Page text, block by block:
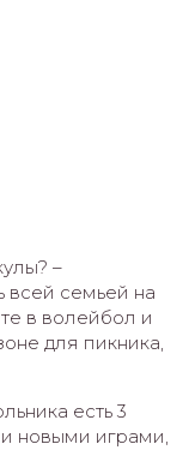
–
всей семьей на
в волейбол и
для пикника,
есть 3
новыми играми,